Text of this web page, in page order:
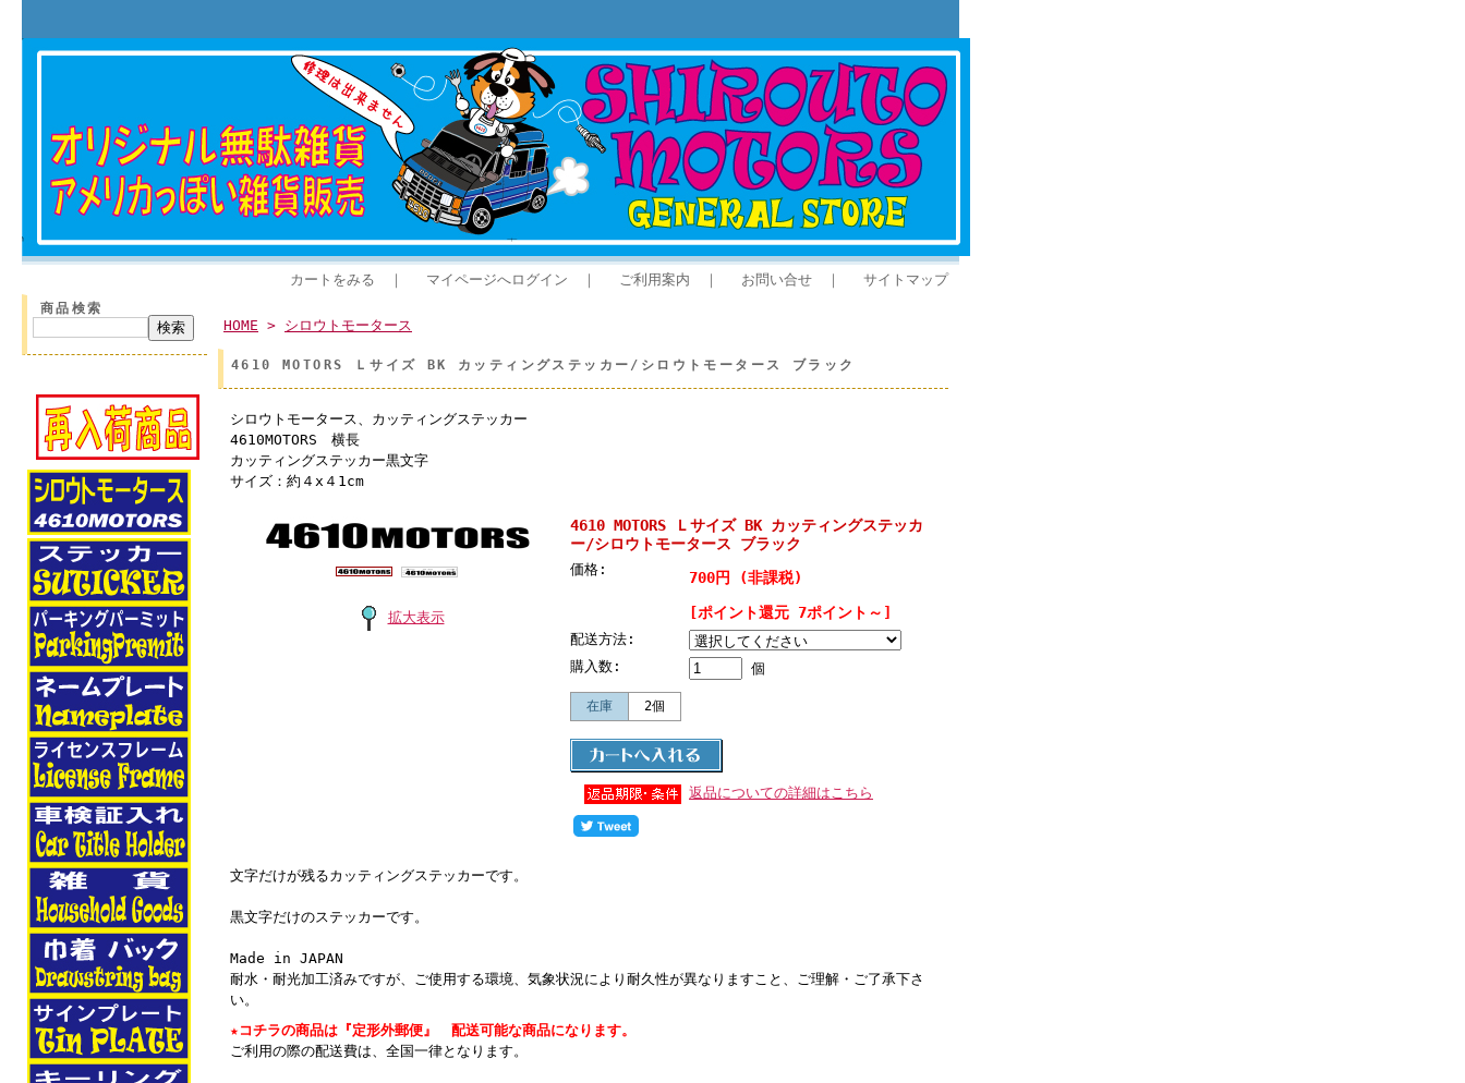
カートをみる ｜ マイページへログイン ｜ ご利用案内 ｜ お問い合せ ｜ サイトマップ
商品検索
HOME > シロウトモータース
4610 MOTORS Ｌサイズ BK カッティングステッカー/シロウトモータース ブラック
シロウトモータース、カッティングステッカー
4610MOTORS 横長
カッティングステッカー黒文字
サイズ：約４x４1cm
拡大表示
4610 MOTORS Ｌサイズ BK カッティングステッカ
ー/シロウトモータース ブラック
価格:
700円 (非課税)
[ポイント還元 7ポイント～]
配送方法:
購入数:
個
在庫 2個
返品についての詳細はこちら
文字だけが残るカッティングステッカーです。
黒文字だけのステッカーです。
Made in JAPAN
耐水・耐光加工済みですが、ご使用する環境、気象状況により耐久性が異なりますこと、ご理解・ご了承下さ
い。
★コチラの商品は『定形外郵便』 配送可能な商品になります。
ご利用の際の配送費は、全国一律となります。